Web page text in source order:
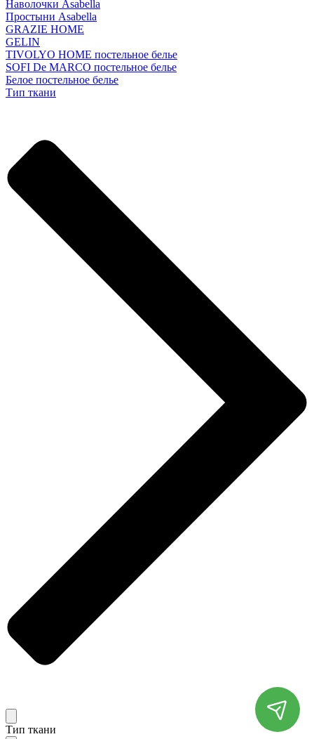
Наволочки Asabella
Простыни Asabella
GRAZIE HOME
GELIN
TIVOLYO HOME постельное белье
SOFI De MARCO постельное белье
Белое постельное белье
Тип ткани
Тип ткани